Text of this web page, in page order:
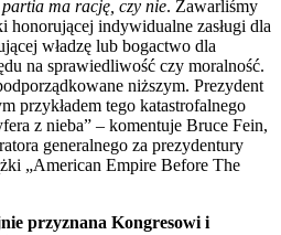
ma rację, czy nie. Zawarliśmy
honorującej indywidualne zasługi dla
władzę lub bogactwo dla
na sprawiedliwość czy moralność.
niższym. Prezydent
przykładem tego katastrofalnego
z nieba” – komentuje Bruce Fein,
generalnego za prezydentury
„American Empire Before The
przyznana Kongresowi i